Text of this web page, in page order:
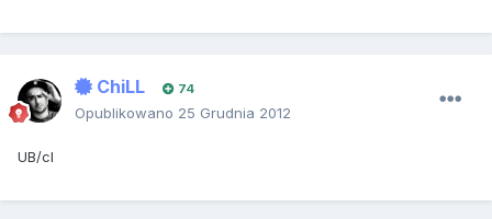
ChiLL 74
Opublikowano 25 Grudnia 2012
UB/cl